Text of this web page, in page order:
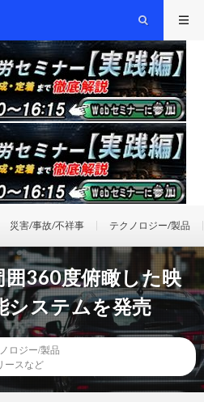
災害/事故/不祥事 テクノロジー/製品
360度俯瞰した映
システムを発売
ロジー/製品
ースなど